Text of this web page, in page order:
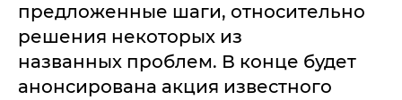
предложенные шаги, относительно
решения некоторых из
названных проблем. В конце будет
анонсирована акция известного